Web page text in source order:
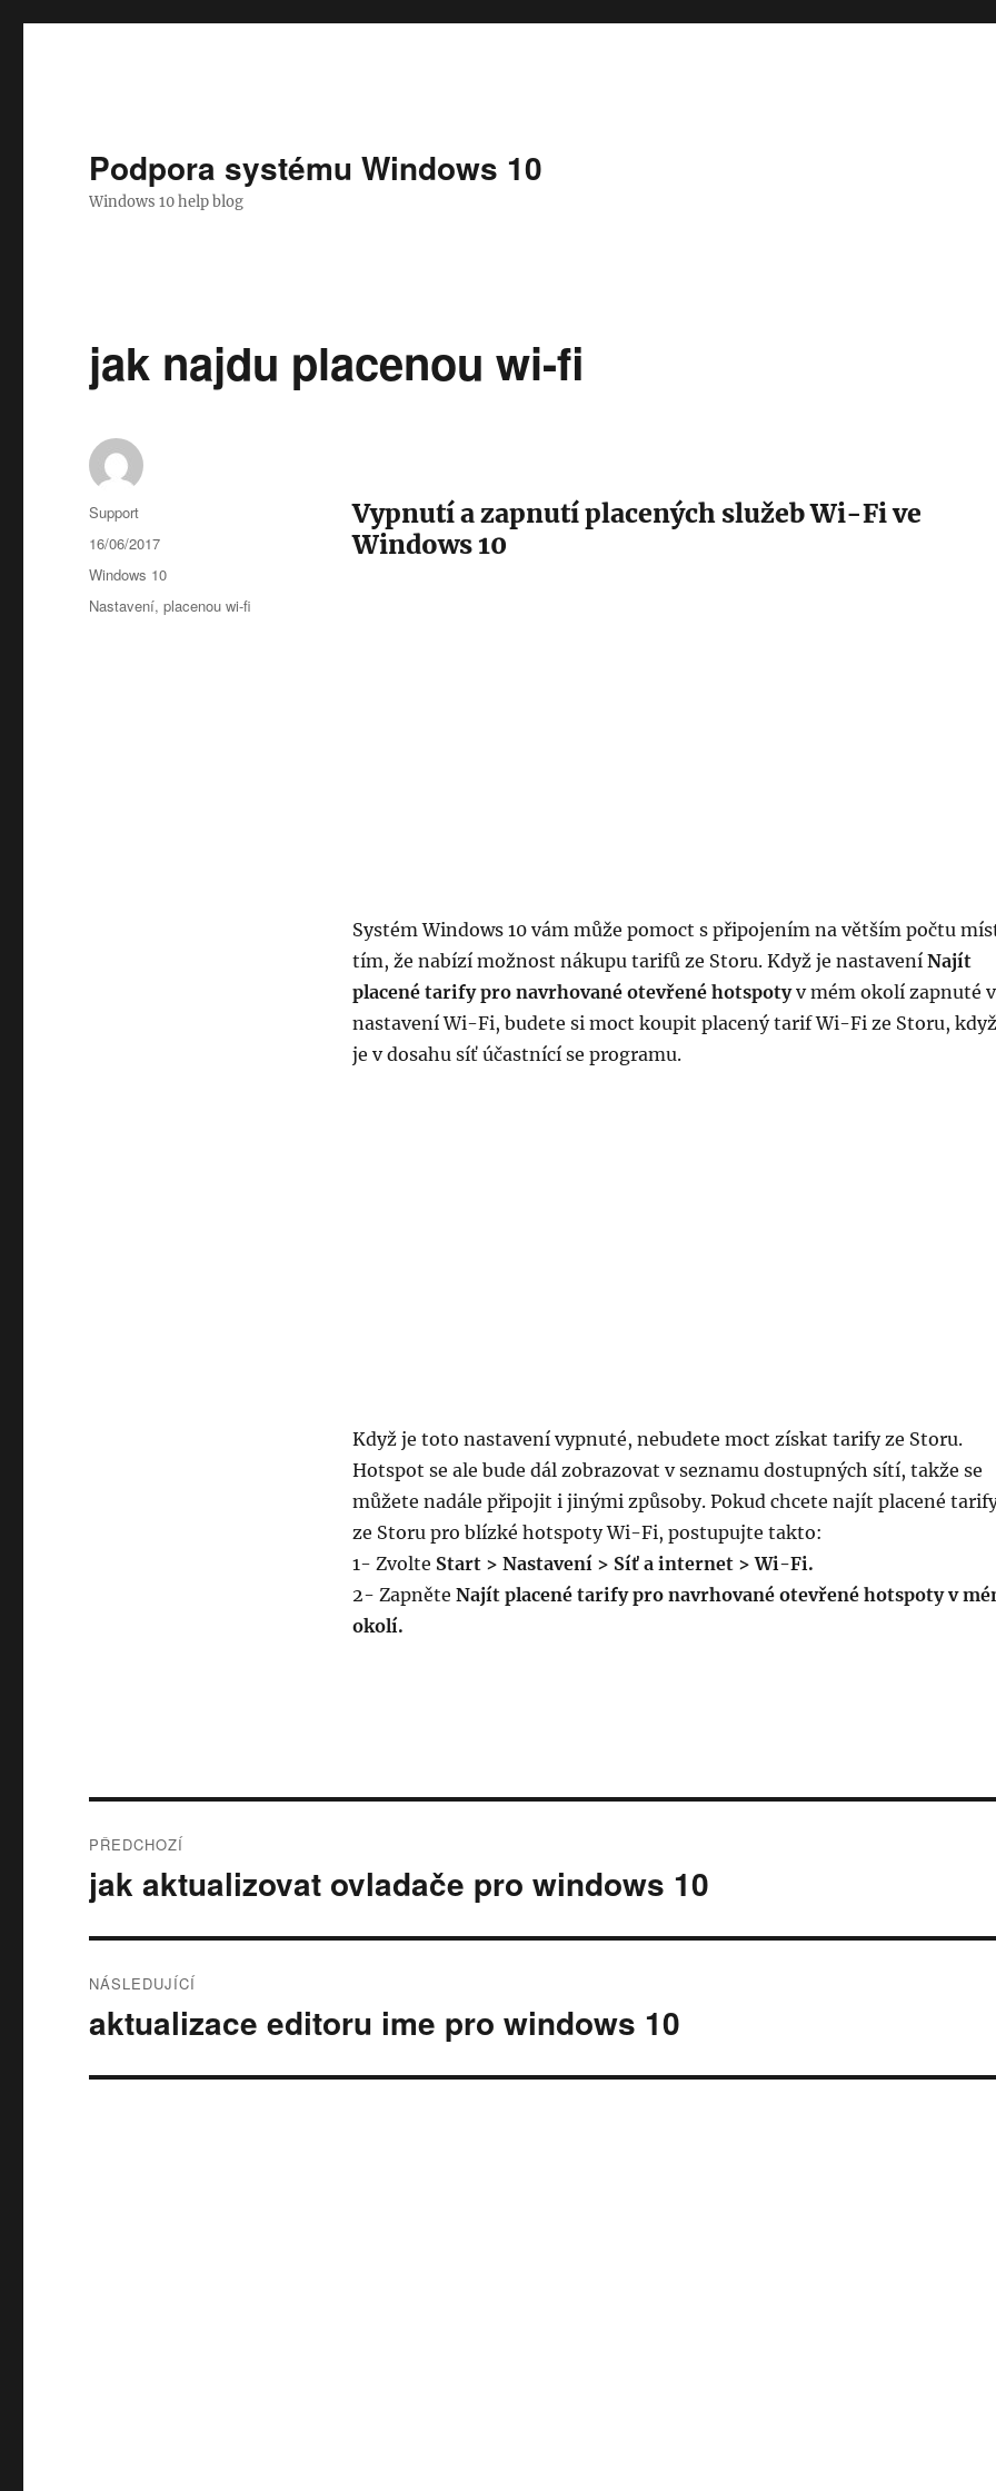
Podpora systému Windows 10
Windows 10 help blog
jak najdu placenou wi-fi
Vypnutí a zapnutí placených služeb Wi-Fi ve
Windows 10
Systém Windows 10 vám může pomoct s připojením na větším počtu
tím, že nabízí možnost nákupu tarifů ze Storu. Když je nastavení Najít
placené tarify pro navrhované otevřené hotspotyv mém okolí zapnuté v
nastavení Wi-Fi, budete si moct koupit placený tarif Wi-Fi ze Storu, když
je v dosahu síť účastnící se programu.
Když je toto nastavení vypnuté, nebudete moct získat tarify ze Storu.
Hotspot se ale bude dál zobrazovat v seznamu dostupných sítí, takže se
můžete nadále připojit i jinými způsoby. Pokud chcete najít placené
ze Storu pro blízké hotspoty Wi-Fi, postupujte takto:
1- Zvolte Start > Nastavení > Síť a internet > Wi-Fi.
2- Zapněte Najít placené tarify pro navrhované otevřené hotspoty v
okolí.
Autor:
Support
Publikováno:
16/06/2017
Rubriky:
Windows 10
Štítky:
Nastavení,placenou wi-fi
navigation
PŘEDCHOZÍ
Předchozí
příspěvek:
jak aktualizovat ovladače pro windows 10
NÁSLEDUJÍCÍ
Následující
aktualizace editoru ime pro windows 10